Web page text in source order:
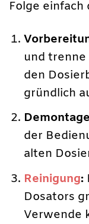
Folge
und
den
gründlich
der
alten
Reinigung:
Dosators
Verwende